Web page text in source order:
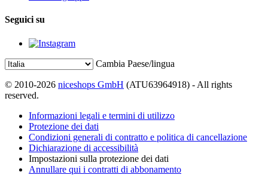
Seguici su
Cambia Paese/lingua
© 2010-2026 niceshops GmbH (ATU63964918) - All rights
reserved.
Informazioni legali e termini di utilizzo
Protezione dei dati
Condizioni generali di contratto e politica di cancellazione
Dichiarazione di accessibilità
Impostazioni sulla protezione dei dati
Annullare qui i contratti di abbonamento